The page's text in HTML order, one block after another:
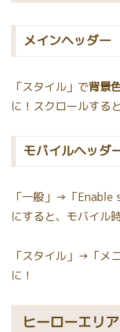
メインヘッダー
「スタイル」で背景
に！スクロールする
モバイルヘッダ
「一般」→「
にすると、モバイル
「スタイル」→「メ
に！
ヒーローエリア